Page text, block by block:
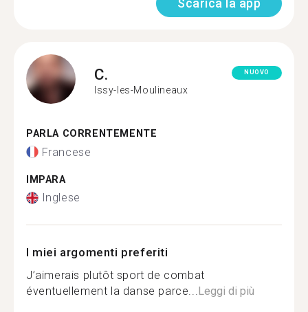
Scarica la app
C.
Issy-les-Moulineaux
NUOVO
PARLA CORRENTEMENTE
Francese
IMPARA
Inglese
I miei argomenti preferiti
J’aimerais plutôt sport de combat
éventuellement la danse parce...Leggi di più